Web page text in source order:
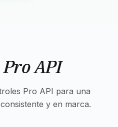
API
Pro API para una
y en marca.